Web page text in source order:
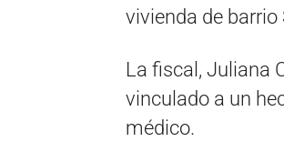
vivienda de barrio
La fiscal, Juliana
vinculado a un
médico.